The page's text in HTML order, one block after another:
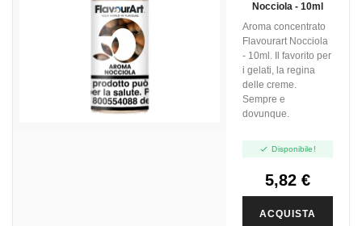
Nocciola - 10ml
Aroma concentrato
Flavourart Nocciola
- 10ml. Il favorito per
i gelati, la regina
delle creme.
Sempre e
dovunque.
 Disponibile!
5,82 €
ACQUISTA